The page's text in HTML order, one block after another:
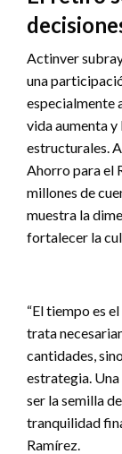
Actinver
una
especialmente
vida aumenta y
estructurales.
Ahorro para el
millones de
muestra la
fortalecer la
“El tiempo es
trata
cantidades,
estrategia. Una
ser la semilla
tranquilidad
Ramírez.